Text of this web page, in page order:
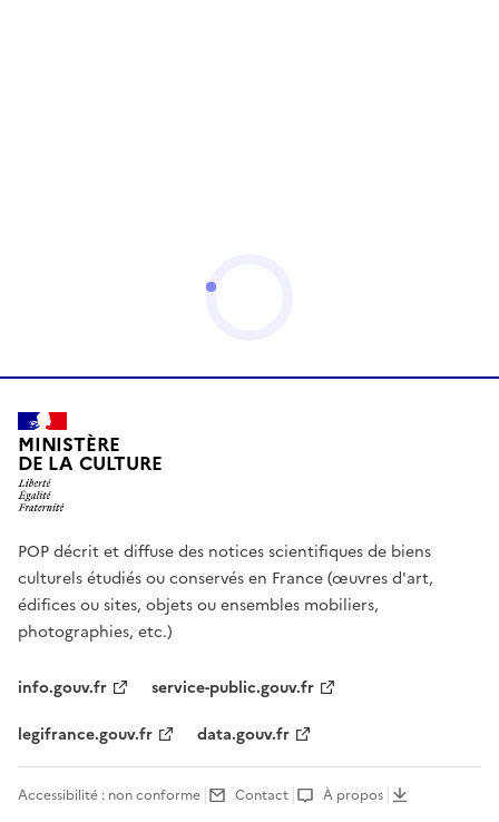
MINISTÈRE
DE LA CULTURE
POP décrit et diffuse des notices scientifiques de biens
culturels étudiés ou conservés en France (œuvres d'art,
édifices ou sites, objets ou ensembles mobiliers,
photographies, etc.)
info.gouv.fr
service-public.gouv.fr
legifrance.gouv.fr
data.gouv.fr
Accessibilité : non conforme Contact À propos